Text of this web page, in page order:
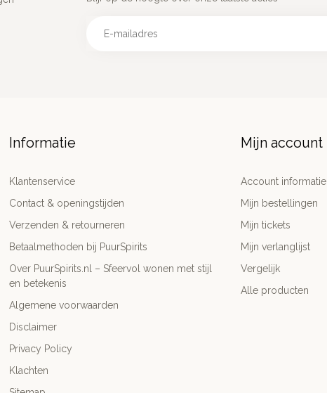
Informatie
Klantenservice
Contact & openingstijden
Verzenden & retourneren
Betaalmethoden bij PuurSpirits
Over PuurSpirits.nl – Sfeervol wonen met stijl
en betekenis
Algemene voorwaarden
Disclaimer
Privacy Policy
Klachten
Mijn account
Account informatie
Mijn bestellingen
Mijn tickets
Mijn verlanglijst
Vergelijk
Alle producten